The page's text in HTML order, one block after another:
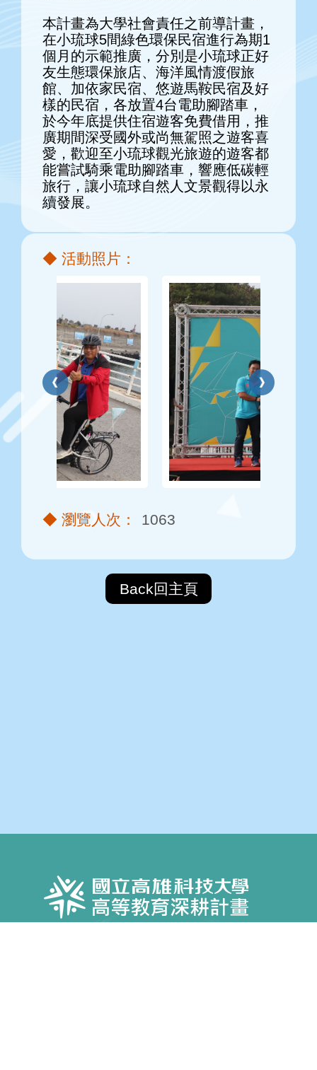
本計畫為大學社會責任之前導計畫，
在小琉球5間綠色環保民宿進行為期1
個月的示範推廣，分別是小琉球正好
友生態環保旅店、海洋風情渡假旅
館、加依家民宿、悠遊馬鞍民宿及好
樣的民宿，各放置4台電助腳踏車，
於今年底提供住宿遊客免費借用，推
廣期間深受國外或尚無駕照之遊客喜
愛，歡迎至小琉球觀光旅遊的遊客都
能嘗試騎乘電助腳踏車，響應低碳輕
旅行，讓小琉球自然人文景觀得以永
續發展。
1063
Back回主頁